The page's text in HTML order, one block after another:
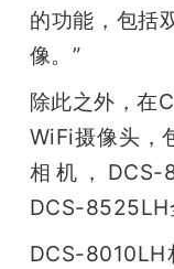
的功能，包括
像。”
除此之外，在
WiFi摄像头，
相机，DCS-
DCS-8525LH
DCS-8010LH